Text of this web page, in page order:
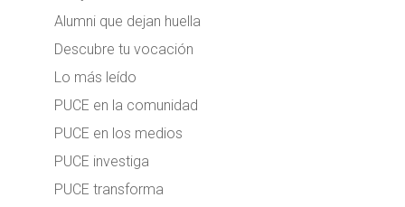
Alumni que dejan huella
Descubre tu vocación
Lo más leído
PUCE en la comunidad
PUCE en los medios
PUCE investiga
PUCE transforma